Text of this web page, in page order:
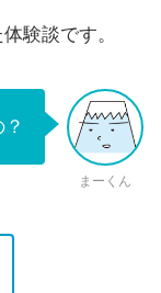
験談です。
まーくん